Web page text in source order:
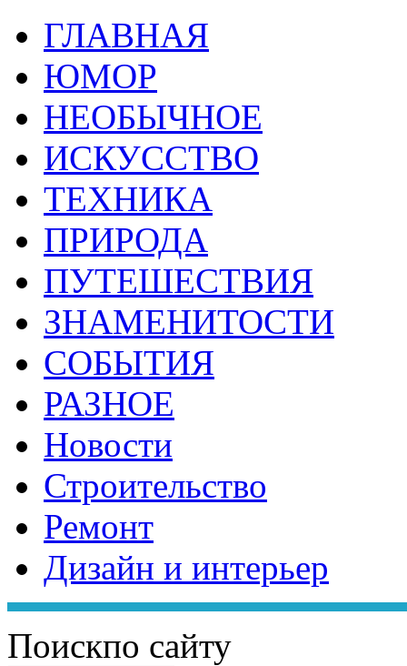
ГЛАВНАЯ
ЮМОР
НЕОБЫЧНОЕ
ИСКУССТВО
ТЕХНИКА
ПРИРОДА
ПУТЕШЕСТВИЯ
ЗНАМЕНИТОСТИ
СОБЫТИЯ
РАЗНОЕ
Новости
Строительство
Ремонт
Дизайн и интерьер
Поискпо сайту